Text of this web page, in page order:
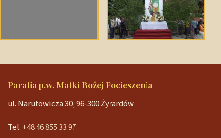
Parafia p.w. Matki Bożej Pocieszenia
ul. Narutowicza 30, 96-300 Żyrardów
Tel. +48 46 855 33 97